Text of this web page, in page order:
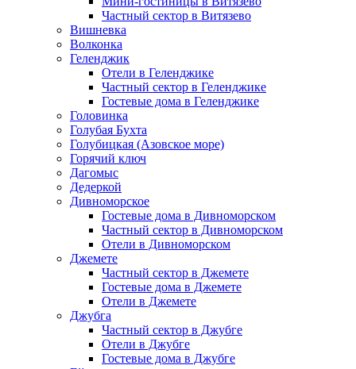
Частный сектор в Витязево
Вишневка
Волконка
Геленджик
Отели в Геленджике
Частный сектор в Геленджике
Гостевые дома в Геленджике
Головинка
Голубая Бухта
Голубицкая (Азовское море)
Горячий ключ
Дагомыс
Дедеркой
Дивноморское
Гостевые дома в Дивноморском
Частный сектор в Дивноморском
Отели в Дивноморском
Джемете
Частный сектор в Джемете
Гостевые дома в Джемете
Отели в Джемете
Джубга
Частный сектор в Джубге
Отели в Джубге
Гостевые дома в Джубге